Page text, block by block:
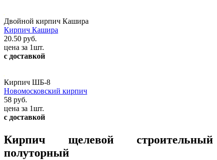
Двойной кирпич Кашира
Кирпич Кашира
20.50 руб.
цена за 1шт.
с доставкой
Кирпич ШБ-8
Новомосковский кирпич
58 руб.
цена за 1шт.
с доставкой
Кирпич щелевой строительный
полуторный